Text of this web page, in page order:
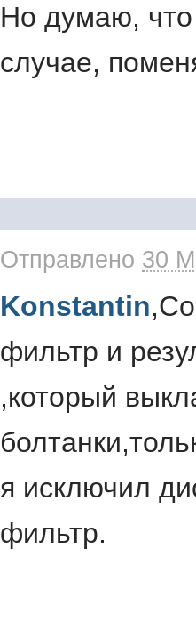
Но думаю,
случае,
Отправлено 30
Konstantin
фильтр и
,который
я исключил
фильтр.